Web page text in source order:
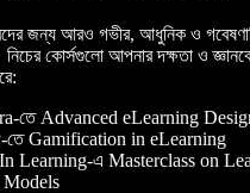
জন্য আরও গভীর, আধুনিক ও
কোর্সগুলো আপনার দক্ষতা ও জ্ঞানকে
তে Advanced eLearning
তে Gamification in eLearning
Learning-এ Masterclass on